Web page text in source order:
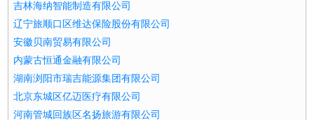
吉林海纳智能制造有限公司
辽宁旅顺口区维达保险股份有限公司
安徽贝南贸易有限公司
内蒙古恒通金融有限公司
湖南浏阳市瑞吉能源集团有限公司
北京东城区亿迈医疗有限公司
河南管城回族区名扬旅游有限公司